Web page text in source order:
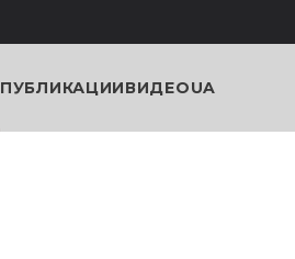
ПУБЛИКАЦИИВИДЕОUA